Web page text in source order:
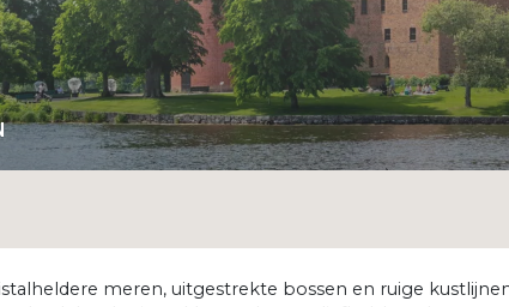
meren, uitgestrekte bossen en ruige